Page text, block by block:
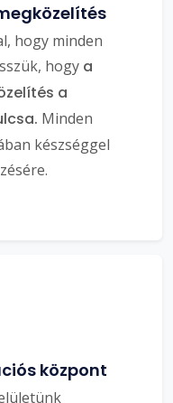
hogy minden
hogy a
a
Minden
készséggel
központ